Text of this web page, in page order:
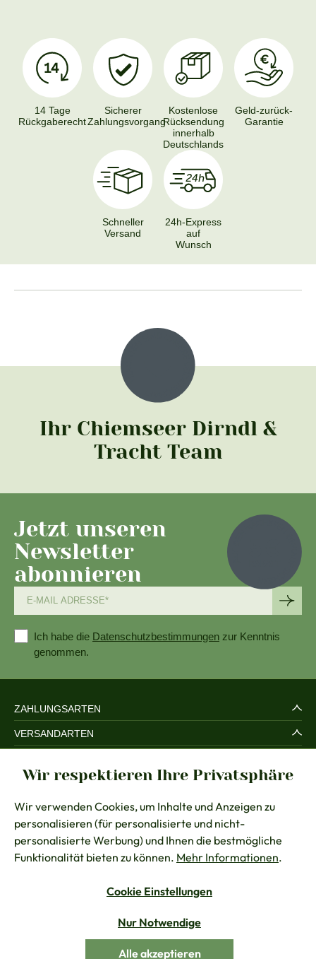
14 Tage
Rückgaberecht
Sicherer
Zahlungsvorgang
Kostenlose
Rücksendung
innerhalb
Deutschlands
Geld-zurück-
Garantie
Schneller
Versand
24h-Express
auf
Wunsch
Ihr Chiemseer Dirndl &
Tracht Team
Jetzt unseren
Newsletter
abonnieren
Ich habe die Datenschutzbestimmungen zur Kenntnis
genommen.
ZAHLUNGSARTEN
VERSANDARTEN
RECHTLICHES
BERATUNG
KONTAKT
Vertrag widerrufen
Alle Preise inkl. gesetzl. Mehrwertsteuer zzgl.
Wir respektieren Ihre Privatsphäre
Wir verwenden Cookies, um Inhalte und Anzeigen zu
personalisieren (für personalisierte und nicht-
personalisierte Werbung) und Ihnen die bestmögliche
Funktionalität bieten zu können. Mehr Informationen.
Cookie Einstellungen
Nur Notwendige
Alle akzeptieren